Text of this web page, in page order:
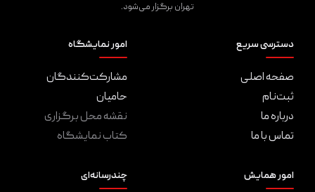
تهران برگزار می‌شود.
دسترسی سریع
صفحه اصلی
ثبت‌نام
درباره ما
تماس با ما
امور نمایشگاه
مشارکت‌کنندگان
حامیان
نقشه محل برگزاری
کتاب نمایشگاه
امور همایش چندرسانه‌ای